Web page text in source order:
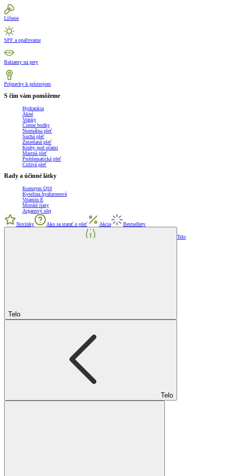
Líčenie
SPF a opaľovanie
Balzamy na pery
Prípravky k prístrojom
S čím vám pomôžeme
Hydratácia
Akné
Vrásky
Čierne bodky
Normálna pleť
Suchá pleť
Zmiešaná pleť
Kruhy pod očami
Mastná pleť
Problematická pleť
Citlivá pleť
Rady a účinné látky
Koenzym Q10
Kyselina hyaluronová
Vitamin E
Morské riasy
Arganový olej
Novinky Ako sa starať o pleť Akcia Bestsellery
Telo
Telo
Telo